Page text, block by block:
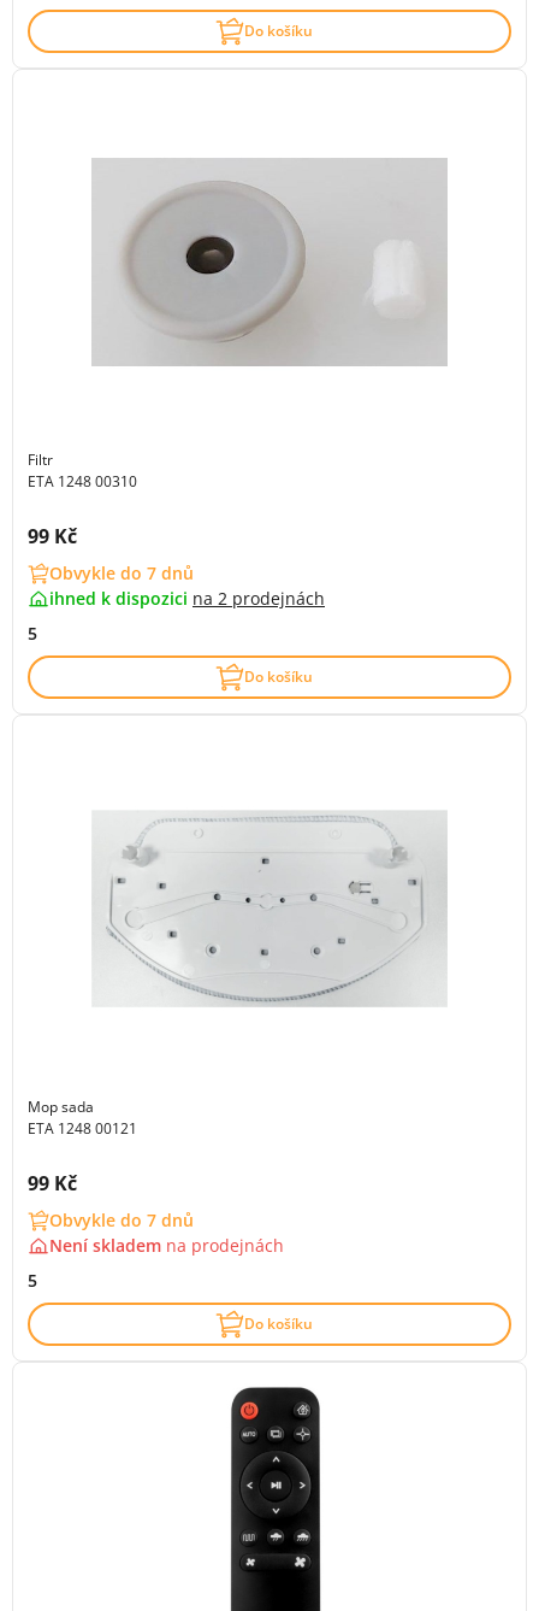
Do košíku
Filtr
ETA 1248 00310
Cena s DPH:
99 Kč
Obvykle do 7 dnů
ihned k dispozici na 2 prodejnách
5
Do košíku
Mop sada
ETA 1248 00121
Cena s DPH:
99 Kč
Obvykle do 7 dnů
Není skladem na prodejnách
5
Do košíku